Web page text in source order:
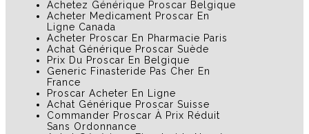
Achetez Générique Proscar Belgique
Acheter Medicament Proscar En
Ligne Canada
Acheter Proscar En Pharmacie Paris
Achat Générique Proscar Suède
Prix Du Proscar En Belgique
Generic Finasteride Pas Cher En
France
Proscar Acheter En Ligne
Achat Générique Proscar Suisse
Commander Proscar À Prix Réduit
Sans Ordonnance